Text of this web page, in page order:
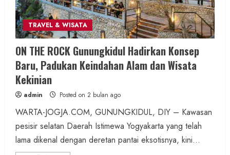
Berita KUA Sewon Bantul DIY
KUA Sewon Lakukan Penataan Organisasi,
Jaga Layanan Tetap Optimal
Pascapenugasan Pegawai
admin Posted on 18 jam ago
TRAVEL & WISATA
ON THE ROCK Gunungkidul Hadirkan Konsep
Baru, Padukan Keindahan Alam dan Wisata
Kekinian
admin Posted on 2 bulan ago
WARTA-JOGJA.COM, GUNUNGKIDUL, DIY – Kawasan
pesisir selatan Daerah Istimewa Yogyakarta yang telah
lama dikenal dengan deretan pantai eksotisnya, kini...